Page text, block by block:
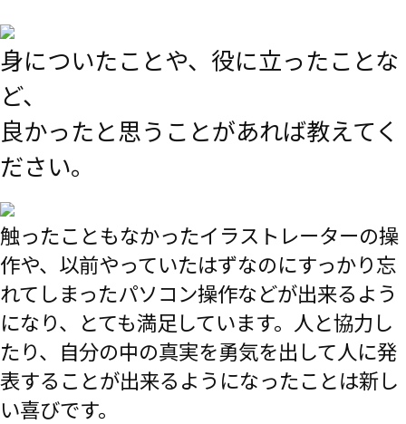
身についたことや、役に立ったことな
ど、
良かったと思うことがあれば教えてく
ださい。
触ったこともなかったイラストレーターの操
作や、以前やっていたはずなのにすっかり忘
れてしまったパソコン操作などが出来るよう
になり、とても満足しています。人と協力し
たり、自分の中の真実を勇気を出して人に発
表することが出来るようになったことは新し
い喜びです。